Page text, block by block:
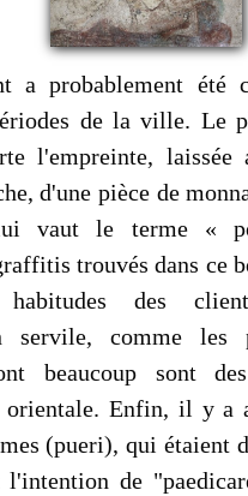
a probablement été
de la ville. Le
l'empreinte, laissée
d'une pièce de
vaut le terme «
trouvés dans ce
des
servile, comme les
beaucoup sont
orientale. Enfin, il y a
(pueri), qui étaient
de